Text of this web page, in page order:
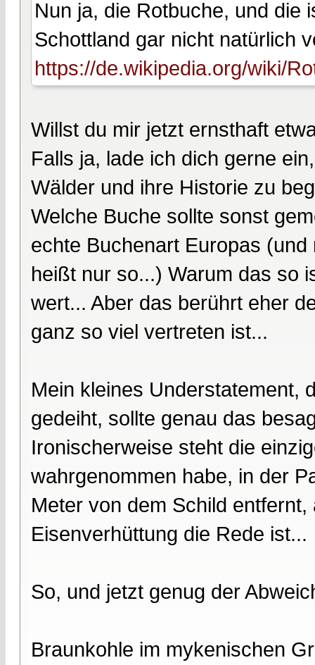
Nun ja, die Rotbuche, und die
Schottland gar nicht natürlich
https://de.wikipedia.org/wiki/
Willst du mir jetzt ernsthaft
Falls ja, lade ich dich gerne
Wälder und ihre Historie zu
Welche Buche sollte sonst
echte Buchenart Europas
heißt nur so...) Warum das so
wert... Aber das berührt eher
ganz so viel vertreten ist...
Mein kleines Understatement,
gedeiht, sollte genau das
Ironischerweise steht die
wahrgenommen habe, in der
Meter von dem Schild
Eisenverhüttung die Rede ist...
So, und jetzt genug der
Braunkohle im mykenischen